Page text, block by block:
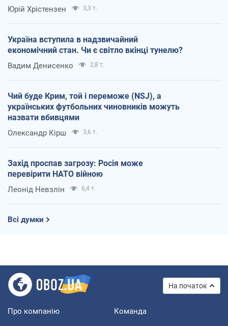
Юрій Хрістензен 3,3 т.
Україна вступила в надзвичайний
економічний стан. Чи є світло вкінці тунелю?
Вадим Денисенко 2,8 т.
Чий буде Крим, той і переможе (NSJ), а
українських футбольних чиновників можуть
назвати вбивцями
Олександр Кірш 3,6 т.
Захід проспав загрозу: Росія може
перевірити НАТО війною
Леонід Невзлін 6,4 т.
Всі думки
На початок
Про компанію Команда